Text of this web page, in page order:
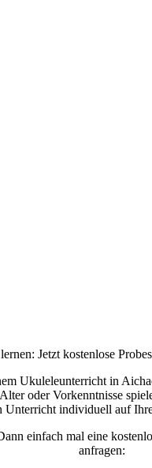
Jetzt kostenlose
Ukuleleunterricht in
oder Vorkenntnisse
Unterricht individuell auf
einfach mal eine
anfragen: